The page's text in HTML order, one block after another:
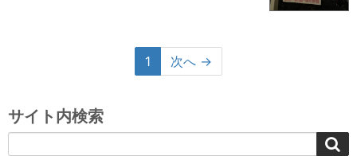
1 次へ →
サイト内検索